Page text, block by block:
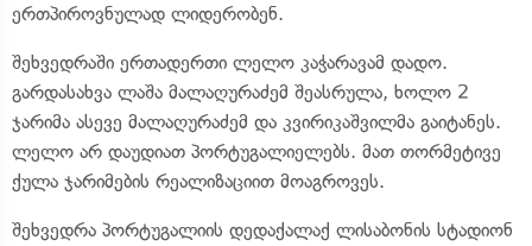
ერთპიროვნულად ლიდერობენ.
შეხვედრაში ერთადერთი ლელო კაჭარავამ დადო.
გარდასახვა ლაშა მალაღურაძემ შეასრულა, ხოლო 2
ჯარიმა ასევე მალაღურაძემ და კვირიკაშვილმა გაიტანეს.
ლელო არ დაუდიათ პორტუგალიელებს. მათ თორმეტივე
ქულა ჯარიმების რეალიზაციით მოაგროვეს.
შეხვედრა პორტუგალიის დედაქალაქ ლისაბონის სტადიონ